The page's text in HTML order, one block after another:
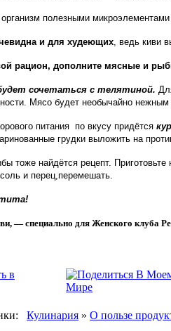
полезными
и для худеющих , ведь киви
рацион, дополните мясные и
сочетаться с телятиной.
Мясо будет необычайно
питания по вкусу придётся
грудки выложить на
тоже найдётся рецепт.
и перец,перемешать.
— специально для Женского клуба
Кулинария » О пользе